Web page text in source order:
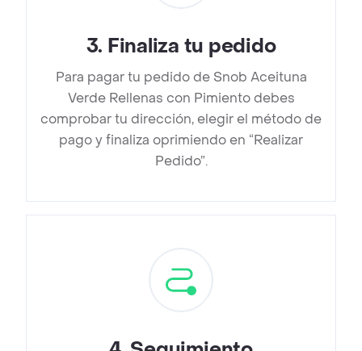
3. Finaliza tu pedido
Para pagar tu pedido de Snob Aceituna
Verde Rellenas con Pimiento debes
comprobar tu dirección, elegir el método de
pago y finaliza oprimiendo en “Realizar
Pedido”.